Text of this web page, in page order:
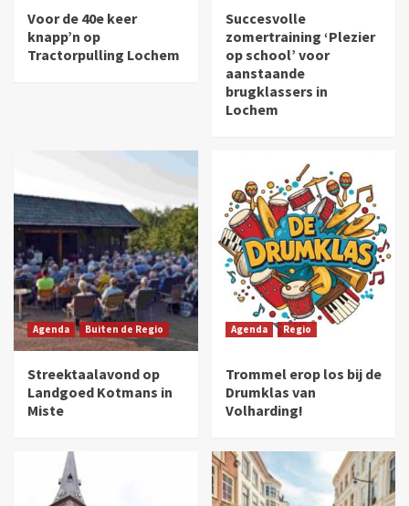
Voor de 40e keer
knapp’n op
Tractorpulling Lochem
Succesvolle
zomertraining ‘Plezier
op school’ voor
aanstaande
brugklassers in
Lochem
Agenda Buiten de Regio
Streektaalavond op
Landgoed Kotmans in
Miste
Agenda Regio
Trommel erop los bij de
Drumklas van
Volharding!